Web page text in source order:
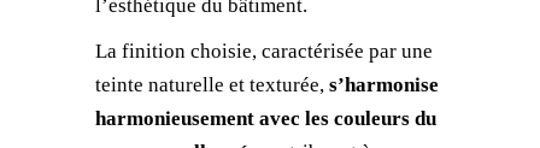
l’esthétique du bâtiment.
La finition choisie, caractérisée par une
teinte naturelle et texturée, s’harmonise
harmonieusement avec les couleurs du